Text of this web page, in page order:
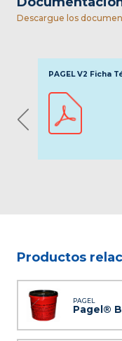
Descargue los
PAGEL V2 Ficha
◀
Productos
PAGEL
Pagel®